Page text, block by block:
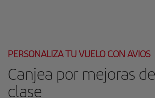
PERSONALIZA TU VUELO CON AVIOS
Canjea por mejoras de
clase